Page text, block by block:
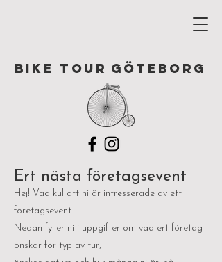
BIKE TOUR GÖTEBORG
Ert nästa företagsevent
Hej! Vad kul att ni är intresserade av ett
företagsevent.
Nedan fyller ni i uppgifter om vad ert företag
önskar för typ av tur,